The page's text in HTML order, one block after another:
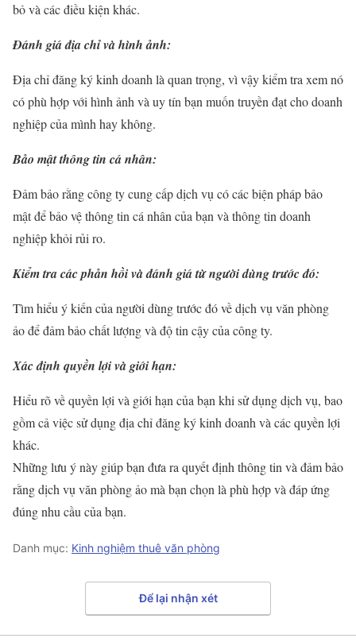
bỏ và các điều kiện khác.
Đánh giá địa chỉ và hình ảnh:
Địa chỉ đăng ký kinh doanh là quan trọng, vì vậy kiểm tra xem nó
có phù hợp với hình ảnh và uy tín bạn muốn truyền đạt cho doanh
nghiệp của mình hay không.
Bảo mật thông tin cá nhân:
Đảm bảo rằng công ty cung cấp dịch vụ có các biện pháp bảo
mật để bảo vệ thông tin cá nhân của bạn và thông tin doanh
nghiệp khỏi rủi ro.
Kiểm tra các phản hồi và đánh giá từ người dùng trước đó:
Tìm hiểu ý kiến của người dùng trước đó về dịch vụ văn phòng
ảo để đảm bảo chất lượng và độ tin cậy của công ty.
Xác định quyền lợi và giới hạn:
Hiểu rõ về quyền lợi và giới hạn của bạn khi sử dụng dịch vụ, bao
gồm cả việc sử dụng địa chỉ đăng ký kinh doanh và các quyền lợi
khác.
Những lưu ý này giúp bạn đưa ra quyết định thông tin và đảm bảo
rằng dịch vụ văn phòng ảo mà bạn chọn là phù hợp và đáp ứng
đúng nhu cầu của bạn.
Danh mục: Kinh nghiệm thuê văn phòng
Để lại nhận xét